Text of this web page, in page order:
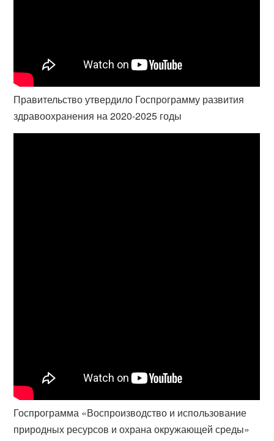
Правительство утвердило Госпрограмму развития
здравоохранения на 2020-2025 годы
Госпрограмма «Воспроизводство и использование
природных ресурсов и охрана окружающей среды»